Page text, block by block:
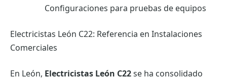
Configuraciones para pruebas de equipos
Electricistas León C22: Referencia en Instalaciones
Comerciales
En León, Electricistas León C22se ha consolidado